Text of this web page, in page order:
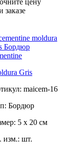
заказе
Gris
maicem-16
Бордюр
5 x 20 см
изм.: шт.